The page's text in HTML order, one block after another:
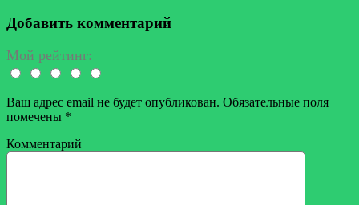
Добавить комментарий
Мой рейтинг:
Ваш адрес email не будет опубликован. Обязательные поля
помечены *
Комментарий